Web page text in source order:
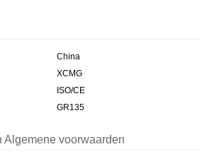
China
XCMG
ISO/CE
GR135
Algemene voorwaarden